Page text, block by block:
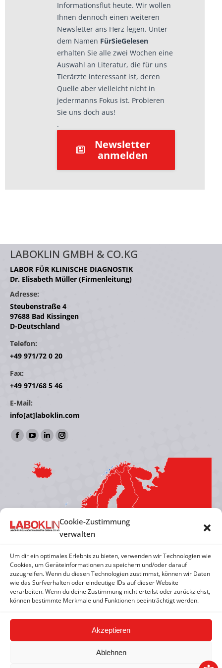
Cookie-Zustimmung
verwalten
Um dir ein optimales Erlebnis zu bieten, verwenden wir Technologien wie
Cookies, um Geräteinformationen zu speichern und/oder darauf
zuzugreifen. Wenn du diesen Technologien zustimmst, können wir Daten
wie das Surfverhalten oder eindeutige IDs auf dieser Website
verarbeiten. Wenn du deine Zustimmung nicht erteilst oder zurückziehst,
können bestimmte Merkmale und Funktionen beeinträchtigt werden.
Akzeptieren
Ablehnen
Informationsflut heute. Wir wollen
Ihnen dennoch einen weiteren
Newsletter ans Herz legen. Unter
dem Namen FürSieGelesen
erhalten Sie alle zwei Wochen eine
Auswahl an Literatur, die für uns
Tierärzte interessant ist, deren
Quelle aber vielleicht nicht in
jedermanns Fokus ist. Probieren
Sie uns doch aus!
.
Newsletter
anmelden
LABOKLIN GMBH & CO.KG
LABOR FÜR KLINISCHE DIAGNOSTIK
Dr. Elisabeth Müller (Firmenleitung)
Adresse:
Steubenstraße 4
97688 Bad Kissingen
D-Deutschland
Telefon:
+49 971/72 0 20
Fax:
+49 971/68 5 46
E-Mail:
info[at]laboklin.com
Finden Sie uns auf:
Facebook
opens
YouTube
opens
in
Linkedin
opens
in
window
Instagram
window